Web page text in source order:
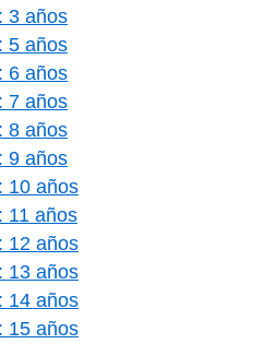
3 años
5 años
6 años
7 años
8 años
9 años
10 años
11 años
12 años
13 años
14 años
15 años